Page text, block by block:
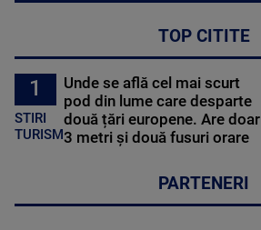
TOP CITITE
1
STIRI
TURISM
Unde se află cel mai scurt
pod din lume care desparte
două țări europene. Are doar
3 metri și două fusuri orare
PARTENERI